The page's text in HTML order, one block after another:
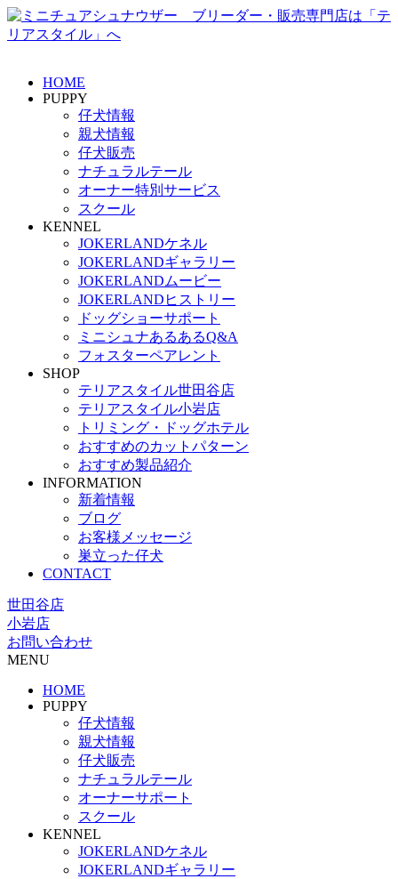
HOME
PUPPY
仔犬情報
親犬情報
仔犬販売
ナチュラルテール
オーナー特別サービス
スクール
KENNEL
JOKERLANDケネル
JOKERLANDギャラリー
JOKERLANDムービー
JOKERLANDヒストリー
ドッグショーサポート
ミニシュナあるあるQ&A
フォスターペアレント
SHOP
テリアスタイル世田谷店
テリアスタイル小岩店
トリミング・ドッグホテル
おすすめのカットパターン
おすすめ製品紹介
INFORMATION
新着情報
ブログ
お客様メッセージ
巣立った仔犬
CONTACT
世田谷店
小岩店
お問い合わせ
MENU
HOME
PUPPY
仔犬情報
親犬情報
仔犬販売
ナチュラルテール
オーナーサポート
スクール
KENNEL
JOKERLANDケネル
JOKERLANDギャラリー